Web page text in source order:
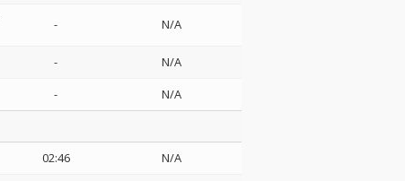
- N/A
-
N/A
- N/A
02:46
N/A